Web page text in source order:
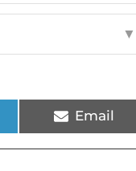
▼
Email